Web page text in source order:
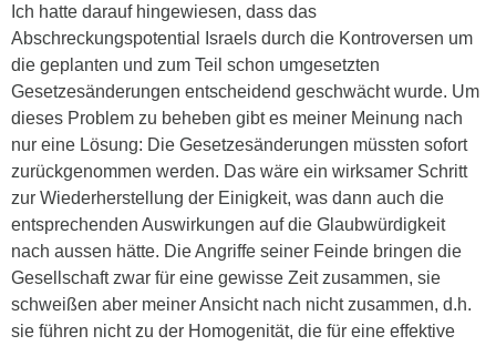
Ich hatte darauf hingewiesen, dass das
Abschreckungspotential Israels durch die Kontroversen um
die geplanten und zum Teil schon umgesetzten
Gesetzesänderungen entscheidend geschwächt wurde. Um
dieses Problem zu beheben gibt es meiner Meinung nach
nur eine Lösung: Die Gesetzesänderungen müssten sofort
zurückgenommen werden. Das wäre ein wirksamer Schritt
zur Wiederherstellung der Einigkeit, was dann auch die
entsprechenden Auswirkungen auf die Glaubwürdigkeit
nach aussen hätte. Die Angriffe seiner Feinde bringen die
Gesellschaft zwar für eine gewisse Zeit zusammen, sie
schweißen aber meiner Ansicht nach nicht zusammen, d.h.
sie führen nicht zu der Homogenität, die für eine effektive